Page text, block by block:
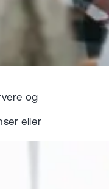
og
eller